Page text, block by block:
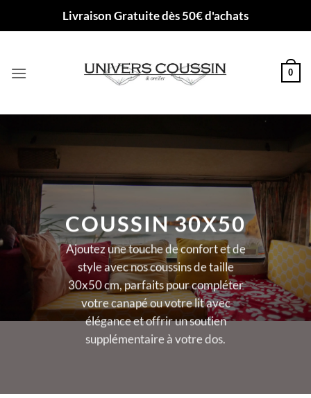
Livraison Gratuite dès 50€ d'achats
0
COUSSIN 30X50
Ajoutez une touche de confort et de
style avec nos coussins de taille
30x50 cm, parfaits pour compléter
votre canapé ou votre lit avec
élégance et offrir un soutien
supplémentaire à votre dos.